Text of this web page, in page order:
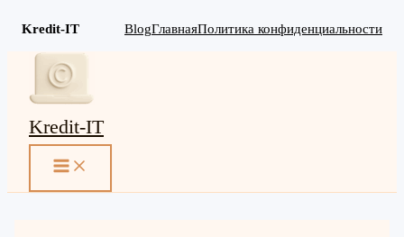
Kredit-IT BlogГлавнаяПолитика конфиденциальности
Перейти
содержимому
Kredit-IT
MAIN